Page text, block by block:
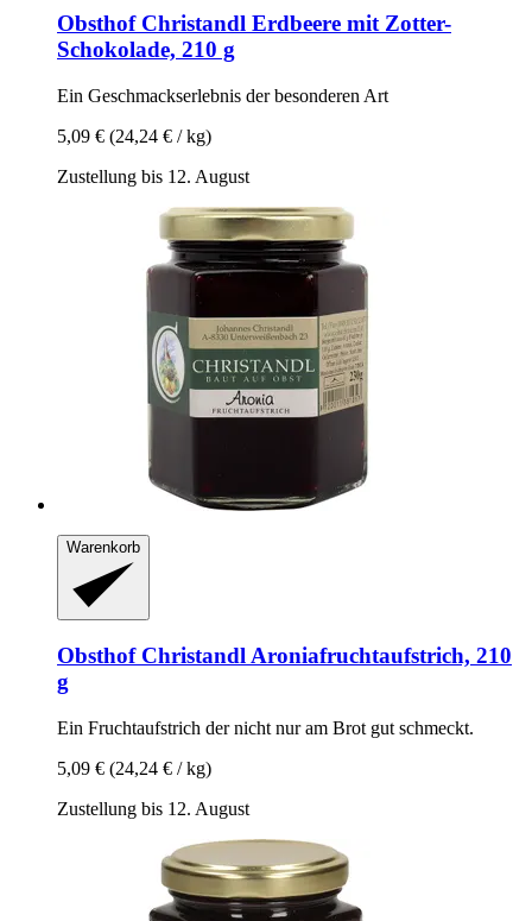
Obsthof Christandl Erdbeere mit Zotter-​
Schokolade, 210 g
Ein Geschmackserlebnis der besonderen Art
5,09 € (24,24 € / kg)
Zustellung bis 12. August
Warenkorb
Obsthof Christandl Aroniafruchtaufstrich, 210
g
Ein Fruchtaufstrich der nicht nur am Brot gut schmeckt.
5,09 € (24,24 € / kg)
Zustellung bis 12. August